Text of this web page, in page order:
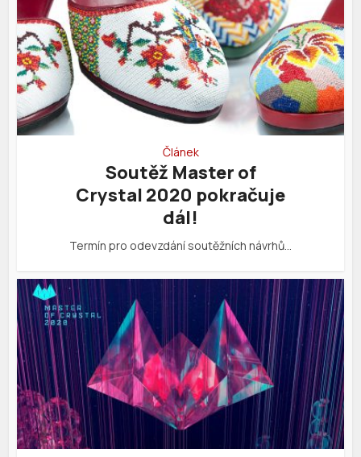
Článek
Soutěž Master of
Crystal 2020 pokračuje
dál!
Termín pro odevzdání soutěžních návrhů…